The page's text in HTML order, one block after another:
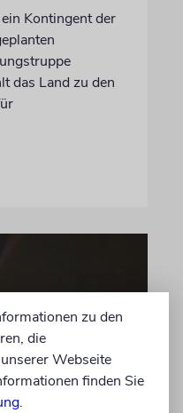
Kontingent der
das Land zu den
zu den
die
Webseite
finden Sie
.